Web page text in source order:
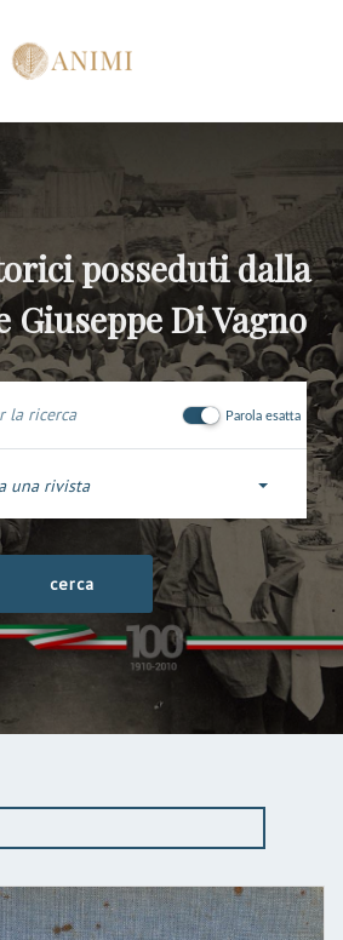
posseduti dalla
Giuseppe Di Vagno
Parola esatta
una rivista